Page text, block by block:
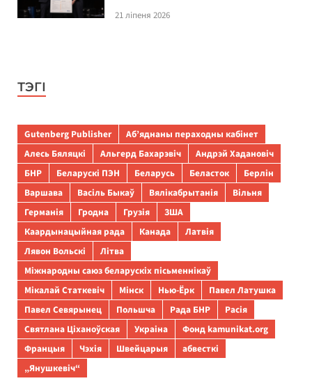
21 ліпеня 2026
ТЭГІ
Gutenberg Publisher
Аб’яднаны пераходны кабінет
Алесь Бяляцкі
Альгерд Бахарэвіч
Андрэй Хадановіч
БНР
Беларускі ПЭН Беларусь Беласток
Берлін
Варшава
Васіль Быкаў Вялікабрытанія
Вільня
Германія
Гродна Грузія
ЗША
Каардынацыйная рада
Канада
Латвія
Лявон Вольскі
Літва
Міжнародны саюз беларускіх пісьменнікаў
Мікалай Статкевіч
Мінск Нью-Ёрк
Павел Латушка
Павел Севярынец
Польшча Рада БНР
Расія
Святлана Ціханоўская
Украіна
Фонд kamunikat.org
Францыя
Чэхія Швейцарыя
абвесткі
„Янушкевіч“